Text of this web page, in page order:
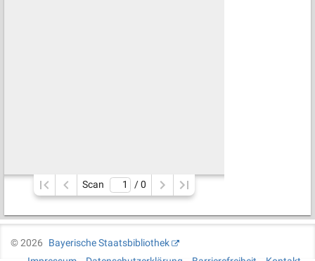
Scan / 0
©2026
Bayerische Staatsbibliothek